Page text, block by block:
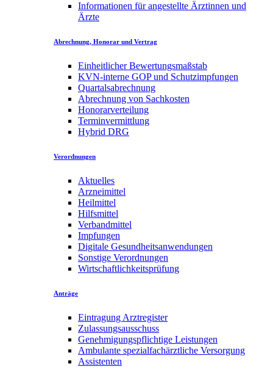
Informationen für angestellte Ärztinnen und
Ärzte
Abrechnung, Honorar und Vertrag
Einheitlicher Bewertungsmaßstab
KVN-interne GOP und Schutzimpfungen
Quartalsabrechnung
Abrechnung von Sachkosten
Honorarverteilung
Terminvermittlung
Hybrid DRG
Verordnungen
Aktuelles
Arzneimittel
Heilmittel
Hilfsmittel
Verbandmittel
Impfungen
Digitale Gesundheitsanwendungen
Sonstige Verordnungen
Wirtschaftlichkeitsprüfung
Anträge
Eintragung Arztregister
Zulassungsausschuss
Genehmigungspflichtige Leistungen
Ambulante spezialfachärztliche Versorgung
Assistenten